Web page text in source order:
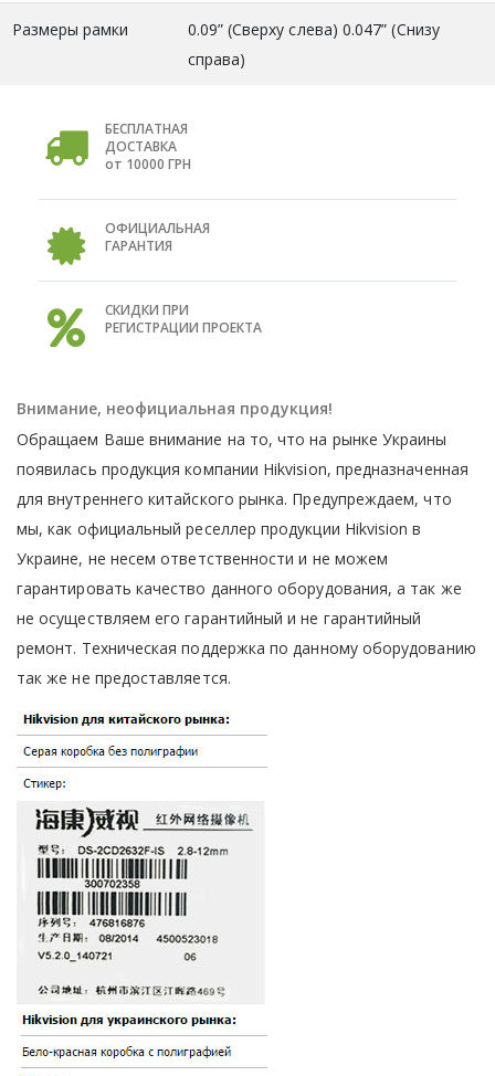
Размеры рамки
0.09” (Сверху слева) 0.047” (Снизу
справа)
БЕСПЛАТНАЯ
ДОСТАВКА
от 10000 ГРН
ОФИЦИАЛЬНАЯ
ГАРАНТИЯ
СКИДКИ ПРИ
РЕГИСТРАЦИИ ПРОЕКТА
Внимание, неофициальная продукция!
Обращаем Ваше внимание на то, что на рынке Украины
появилась продукция компании Hikvision, предназначенная
для внутреннего китайского рынка. Предупреждаем, что
мы, как официальный реселлер продукции Hikvision в
Украине, не несем ответственности и не можем
гарантировать качество данного оборудования, а так же
не осуществляем его гарантийный и не гарантийный
ремонт. Техническая поддержка по данному оборудованию
так же не предоставляется.